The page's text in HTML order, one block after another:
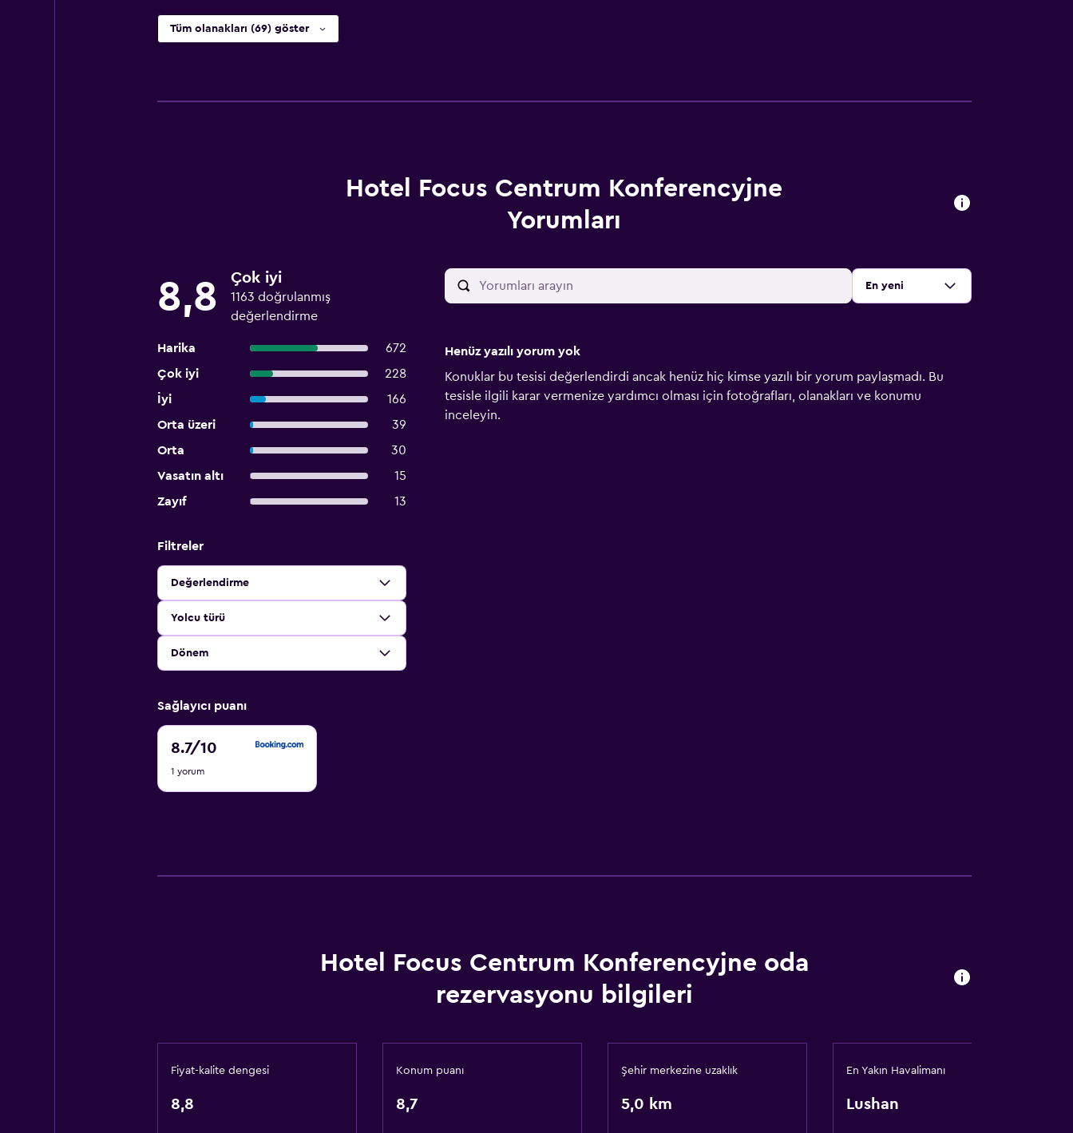
Tüm olanakları (69) göster
Hotel Focus Centrum Konferencyjne
Yorumları
8,8 Çok iyi
1163 doğrulanmış
değerlendirme
Harika
672
Çok iyi
228
İyi
166
Orta üzeri
39
Orta
30
Vasatın altı
15
Zayıf
13
Sırala:
En yeni
Filtreler
Değerlendirme
Yolcu türü
Dönem
Sağlayıcı puanı
8.7/10
8.7
10
1 yorum
Henüz yazılı yorum yok
Konuklar bu tesisi değerlendirdi ancak henüz hiç kimse yazılı bir yorum paylaşmadı. Bu
tesisle ilgili karar vermenize yardımcı olması için fotoğrafları, olanakları ve konumu
inceleyin.
Hotel Focus Centrum Konferencyjne oda
rezervasyonu bilgileri
Fiyat-kalite dengesi
8,8
Konum puanı
8,7
Şehir merkezine uzaklık
5,0 km
En Yakın Havalimanı
Lushan